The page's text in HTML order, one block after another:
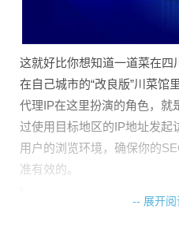
这就好比你想知道一道菜在四
在自己城市的“改良版”川菜馆
代理IP在这里扮演的角色，就
过使用目标地区的IP地址发起
用户的浏览环境，确保你的
准有效的。
如何利用代理IP检测
-- 展开